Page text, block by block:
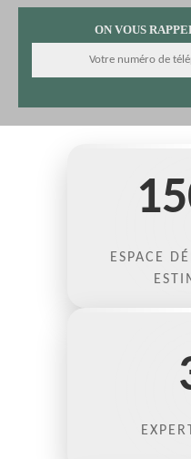
ON VOUS
ESPACE